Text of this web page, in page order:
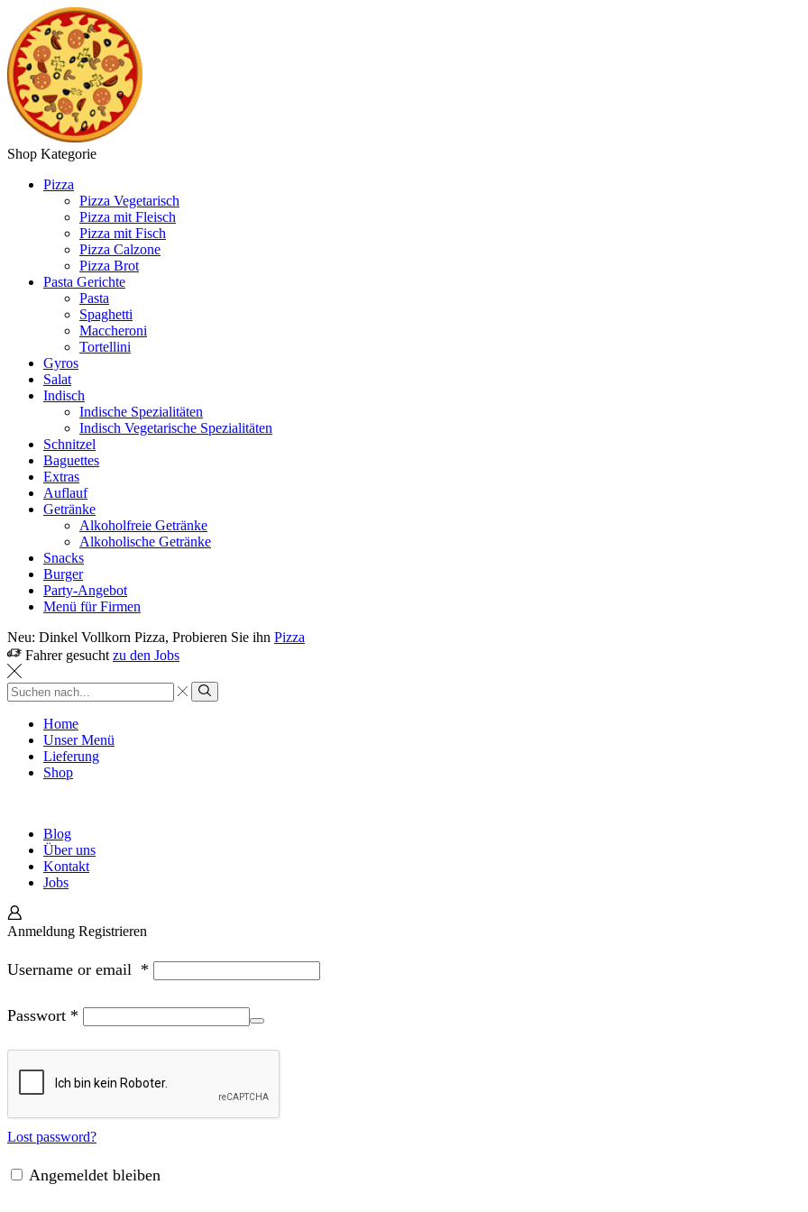
Shop Kategorie
Pizza
Pizza Vegetarisch
Pizza mit Fleisch
Pizza mit Fisch
Pizza Calzone
Pizza Brot
Pasta Gerichte
Pasta
Spaghetti
Maccheroni
Tortellini
Gyros
Salat
Indisch
Indische Spezialitäten
Indisch Vegetarische Spezialitäten
Schnitzel
Baguettes
Extras
Auflauf
Getränke
Alkoholfreie Getränke
Alkoholische Getränke
Snacks
Burger
Party-Angebot
Menü für Firmen
Neu: Dinkel Vollkorn Pizza, Probieren Sie ihn Pizza
Fahrer gesucht zu den Jobs
Sucheingabe
Suche
Home
Unser Menü
Lieferung
Shop
Blog
Über uns
Kontakt
Jobs
Anmeldung Registrieren
Username or email *
Passwort *
Lost password?
Angemeldet bleiben